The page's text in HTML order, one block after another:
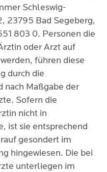
Schleswig-
23795 Bad Segeberg,
803 0. Personen die
oder Arzt auf
führen diese
durch die
nach Maßgabe der
Sofern die
nicht in
ist sie entsprechend
gesondert im
hingewiesen. Die bei
unterliegen im